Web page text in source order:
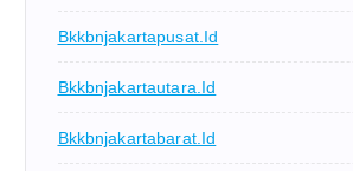
Bkkbnjakartapusat.id
Bkkbnjakartautara.id
Bkkbnjakartabarat.id